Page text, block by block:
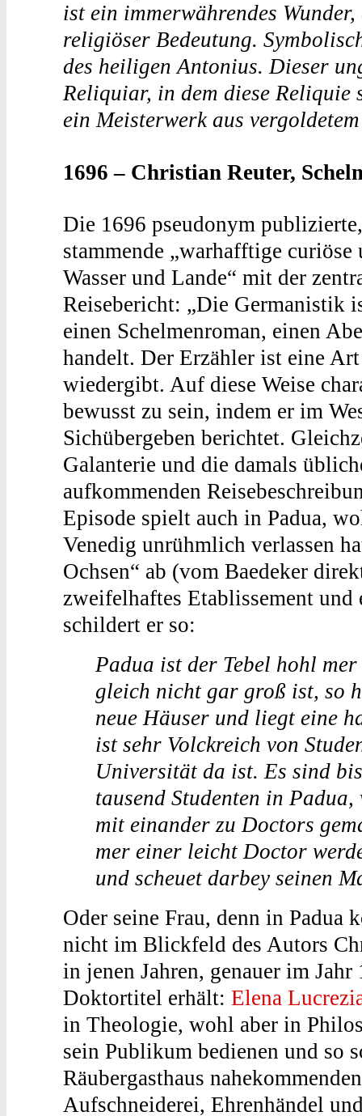
ist ein immerwährendes
religiöser Bedeutung.
des heiligen Antonius. Dieser
Reliquiar, in dem diese
ein Meisterwerk aus
1696 – Christian Reuter,
Die 1696 pseudonym
stammende „warhafftige
Wasser und Lande“ mit der
Reisebericht: „Die Germanistik
einen Schelmenroman, einen
handelt. Der Erzähler ist eine
wiedergibt. Auf diese Weise
bewusst zu sein, indem er im
Sichübergeben berichtet.
Galanterie und die damals
aufkommenden
Episode spielt auch in Padua,
Venedig unrühmlich verlassen
Ochsen“ ab (vom Baedeker
zweifelhaftes Etablissement
schildert er so:
Padua ist der Tebel hohl
gleich nicht gar groß ist, so
neue Häuser und liegt eine
ist sehr Volckreich von
Universität da ist. Es sind
tausend Studenten in
mit einander zu Doctors
mer einer leicht Doctor
und scheuet darbey seinen
Oder seine Frau, denn in Padua
nicht im Blickfeld des Autors
in jenen Jahren, genauer im
Doktortitel erhält: Elena
in Theologie, wohl aber in
sein Publikum bedienen und so
Räubergasthaus
Aufschneiderei, Ehrenhändel